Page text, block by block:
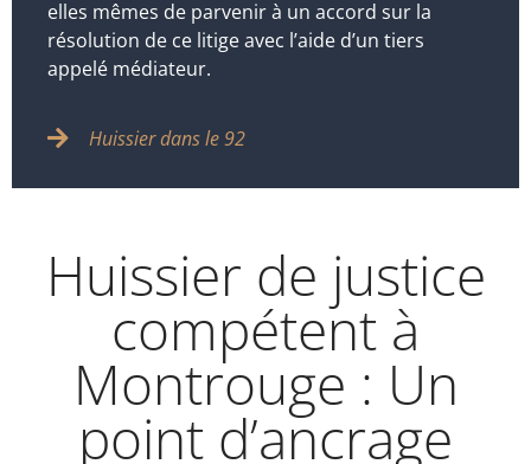
elles mêmes de parvenir à un accord sur la
résolution de ce litige avec l’aide d’un tiers
appelé médiateur.
Huissier dans le 92
Huissier de justice
compétent à
Montrouge : Un
point d’ancrage